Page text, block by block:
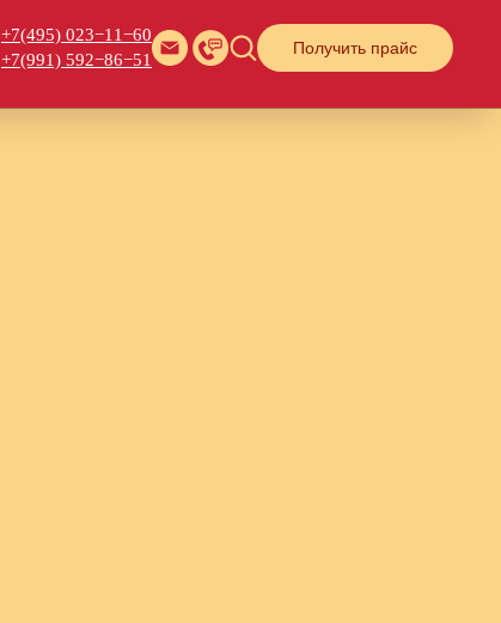
+7(495) 023−11−60
+7(991) 592−86−51
Получить прайс